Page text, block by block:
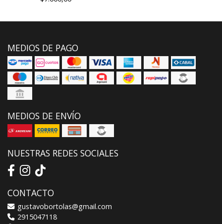
MEDIOS DE PAGO
MEDIOS DE ENVÍO
NUESTRAS REDES SOCIALES
CONTACTO
gustavobortolas@gmail.com
2915047118